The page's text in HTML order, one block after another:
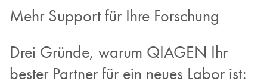
Mehr Support für Ihre Forschung
Drei Gründe, warum QIAGEN Ihr
bester Partner für ein neues Labor ist: